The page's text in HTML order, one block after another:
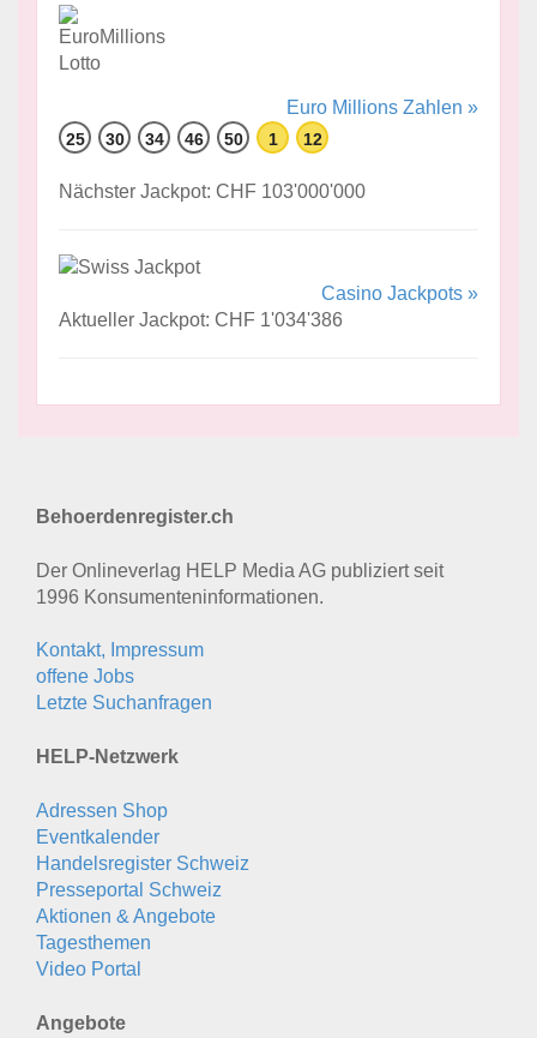
Euro Millions Zahlen »
25 30 34 46 50 1 12
Nächster Jackpot: CHF 103'000'000
Casino Jackpots »
Aktueller Jackpot: CHF 1'034'386
Behoerdenregister.ch
Der Onlineverlag HELP Media AG publiziert seit
1996 Konsumenten­informationen.
Kontakt, Impressum
offene Jobs
Letzte Suchanfragen
HELP-Netzwerk
Adressen Shop
Eventkalender
Handelsregister Schweiz
Presseportal Schweiz
Aktionen & Angebote
Tagesthemen
Video Portal
Angebote